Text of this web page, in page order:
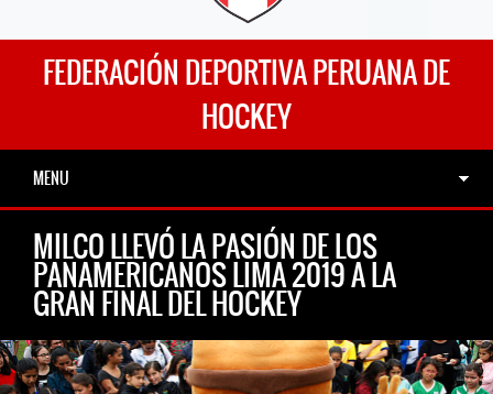
FEDERACIÓN DEPORTIVA PERUANA DE
HOCKEY
MENU
MILCO LLEVÓ LA PASIÓN DE LOS
PANAMERICANOS LIMA 2019 A LA
GRAN FINAL DEL HOCKEY